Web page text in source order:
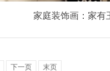
家庭装饰画：家有
下一页 末页